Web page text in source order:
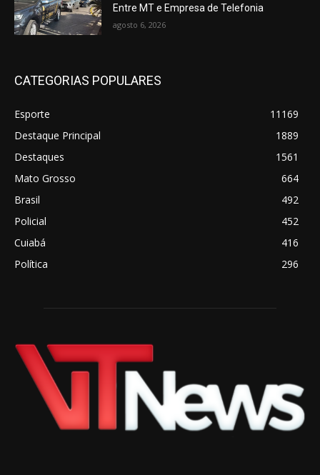
Entre MT e Empresa de Telefonia
agosto 6, 2026
CATEGORIAS POPULARES
Esporte
11169
Destaque Principal
1889
Destaques
1561
Mato Grosso
664
Brasil
492
Policial
452
Cuiabá
416
Política
296